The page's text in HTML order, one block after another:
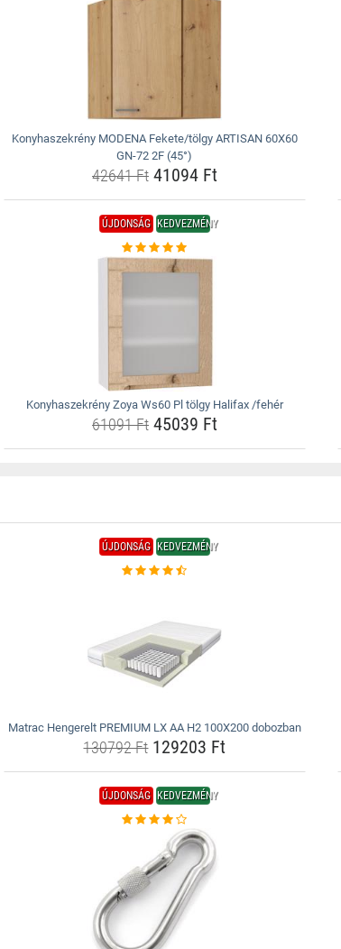
Konyhaszekrény MODENA Fekete/tölgy ARTISAN 60X60
GN-72 2F (45°)
42641 Ft41094 Ft
ÚJDONSÁG KEDVEZMÉNY
Konyhaszekrény Zoya Ws60 Pl tölgy Halifax /fehér
61091 Ft45039 Ft
ÚJDONSÁG KEDVEZMÉNY
Matrac Hengerelt PREMIUM LX AA H2 100X200 dobozban
130792 Ft129203 Ft
ÚJDONSÁG KEDVEZMÉNY